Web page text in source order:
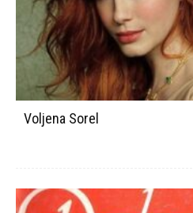
Voljena Sorel